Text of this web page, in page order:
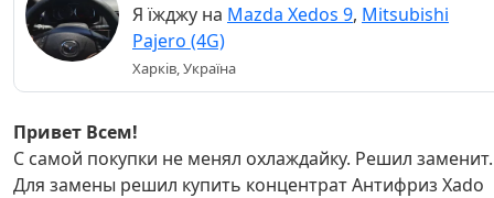
Я їжджу на Mazda Xedos 9, Mitsubishi
Pajero (4G)
Харків, Україна
Привет Всем!
С самой покупки не менял охлаждайку. Решил заменит.
Для замены решил купить концентрат Антифриз Xado